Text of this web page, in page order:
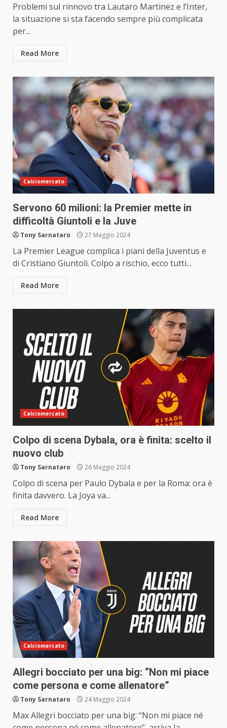
Problemi sul rinnovo tra Lautaro Martinez e l’Inter,
la situazione si sta facendo sempre più complicata
per...
Read More
Calciomercato
Servono 60 milioni: la Premier mette in
difficoltà Giuntoli e la Juve
Tony Sarnataro 27 Maggio 2024
La Premier League complica i piani della Juventus e
di Cristiano Giuntoli. Colpo a rischio, ecco tutti...
Read More
Calciomercato
Colpo di scena Dybala, ora è finita: scelto il
nuovo club
Tony Sarnataro 26 Maggio 2024
Colpo di scena per Paulo Dybala e per la Roma: ora è
finita davvero. La Joya va...
Read More
Calciomercato
Allegri bocciato per una big: “Non mi piace
come persona e come allenatore”
Tony Sarnataro 24 Maggio 2024
Max Allegri bocciato per una big: “Non mi piace né